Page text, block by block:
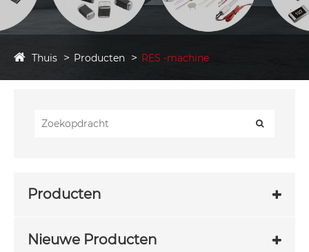
Thuis Producten RES -machine
Producten
Nieuwe Producten